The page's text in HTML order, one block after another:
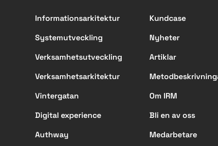
Informationsarkitektur
Systemutveckling
Verksamhetsutveckling
Verksamhetsarkitektur
Vintergatan
Digital experience
Authway
Kundcase
Nyheter
Artiklar
Om IRM
Bli en av oss
Medarbetare